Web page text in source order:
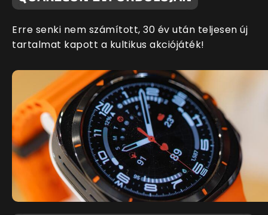
Erre senki nem számított, 30 év után teljesen új
tartalmat kapott a kultikus akciójáték!